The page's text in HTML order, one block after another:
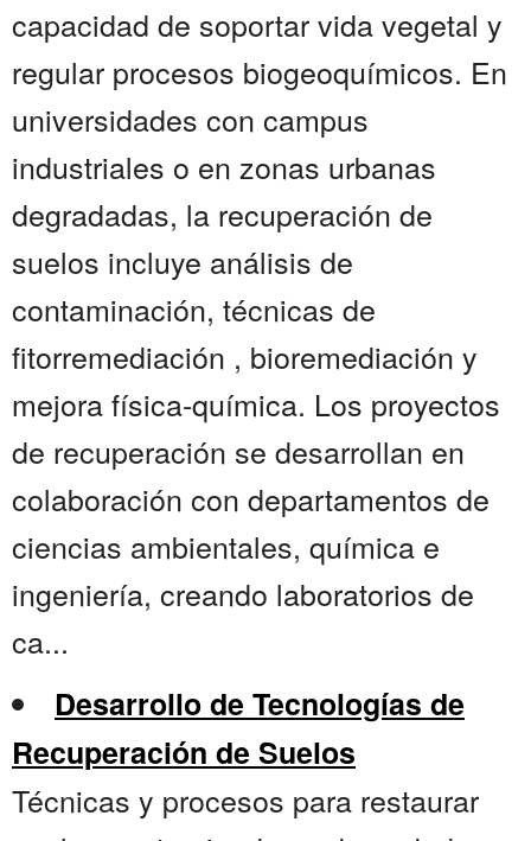
capacidad de soportar vida vegetal y
regular procesos biogeoquímicos. En
universidades con campus
industriales o en zonas urbanas
degradadas, la recuperación de
suelos incluye análisis de
contaminación, técnicas de
fitorremediación , bioremediación y
mejora física-química. Los proyectos
de recuperación se desarrollan en
colaboración con departamentos de
ciencias ambientales, química e
ingeniería, creando laboratorios de
ca...
Desarrollo de Tecnologías de
Recuperación de Suelos
Técnicas y procesos para restaurar